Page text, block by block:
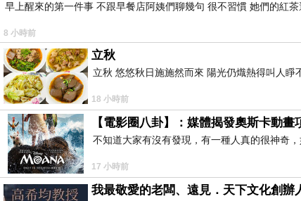
早上醒來的第一件事 不跟早餐店阿姨們聊幾句 很不習慣 她們的紅
8 小時前
立秋
立秋 悠悠秋日施施然而來 陽光仍熾熱得叫人
18 小時前
【電影圈八卦】：媒體揭發奧斯卡動
不知道大家有沒有發現，有一種人真的很神奇
17 小時前
我最敬愛的老闆、遠見．天下文化創辦